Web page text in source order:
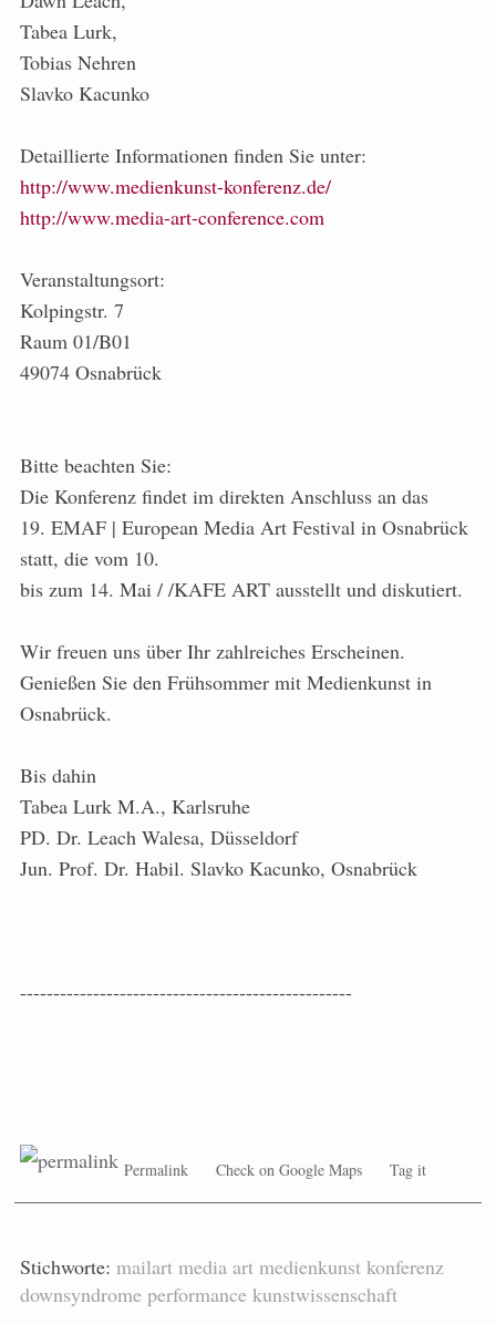
Tabea Lurk,
Tobias Nehren
Slavko Kacunko
Detaillierte Informationen finden Sie unter:
http://www.medienkunst-konferenz.de/
http://www.media-art-conference.com
Veranstaltungsort:
Kolpingstr. 7
Raum 01/B01
49074 Osnabrück
Bitte beachten Sie:
Die Konferenz findet im direkten Anschluss an das
19. EMAF | European Media Art Festival in Osnabrück
statt, die vom 10.
bis zum 14. Mai / /KAFE ART ausstellt und diskutiert.
Wir freuen uns über Ihr zahlreiches Erscheinen.
Genießen Sie den Frühsommer mit Medienkunst in
Osnabrück.
Bis dahin
Tabea Lurk M.A., Karlsruhe
PD. Dr. Leach Walesa, Düsseldorf
Jun. Prof. Dr. Habil. Slavko Kacunko, Osnabrück
--------------------------------------------------
Permalink Check on Google Maps Tag it
Stichworte: mailart media art medienkunst konferenz
downsyndrome performance kunstwissenschaft